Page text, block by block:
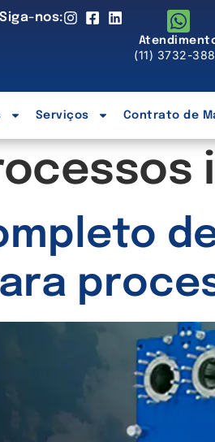
Siga-nos:
(11) 3732-
Serviços Contrato de